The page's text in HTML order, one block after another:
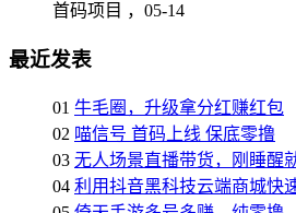
首码项目 ， 05-14
最近发表
01 牛毛圈，升级拿分红赚红包
02 喵信号 首码上线 保底零撸
03 无人场景直播带货，刚睡醒
04 利用抖音黑科技云端商城快